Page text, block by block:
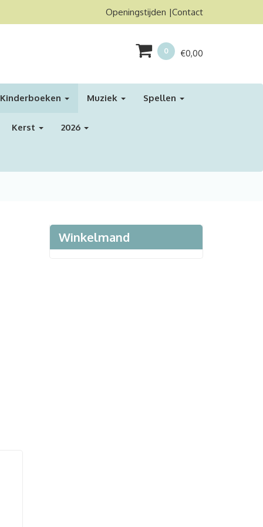
Openingstijden Contact
0 €0,00
Kinderboeken Muziek Spellen
Kerst 2026
Winkelmand